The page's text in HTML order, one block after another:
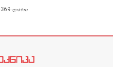
369ლარი